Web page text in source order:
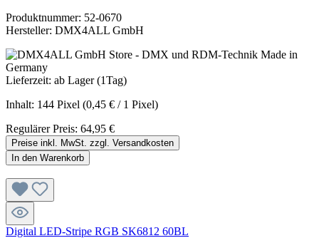
Produktnummer: 52-0670
Hersteller: DMX4ALL GmbH
Lieferzeit: ab Lager (1Tag)
Inhalt: 144 Pixel (0,45 € / 1 Pixel)
Regulärer Preis: 64,95 €
Preise inkl. MwSt. zzgl. Versandkosten
In den Warenkorb
Digital LED-Stripe RGB SK6812 60BL